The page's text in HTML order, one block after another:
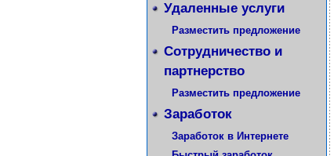
Удаленные услуги
Разместить предложение
Сотрудничество и
партнерство
Разместить предложение
Заработок
Заработок в Интернете